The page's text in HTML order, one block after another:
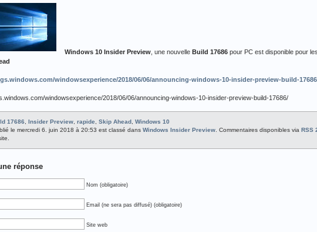
Windows 10 Insider Preview , une nouvelle Build 17686 pour PC est disponible pour les
windowsexperience/2018/06/06/announcing-windows-10-insider-preview-build-
windowsexperience/2018/06/06/announcing-windows-10-insider-preview-build-17686/
17686 Insider Preview rapide Skip Ahead Windows 10
le mercredi 6. juin 2018 à 20:53 est classé dans Windows Insider Preview . Commentaires disponibles via RSS
réponse
Nom (obligatoire)
Email (ne sera pas diffusé) (obligatoire)
Site web